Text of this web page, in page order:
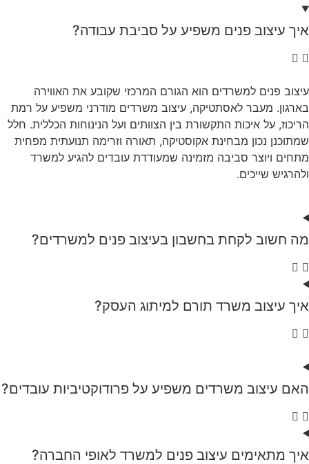
איך עיצוב פנים משפיע על סביבת עבודה?
עיצוב פנים למשרדים הוא הגורם המרכזי שקובע את האווירה
בארגון. מעבר לאסתטיקה, עיצוב משרדים מודרני משפיע על רמת
הריכוז, על איכות התקשורת בין הצוותים ועל הנינוחות הכללית. חלל
שמתוכנן נכון מבחינת אקוסטיקה, תאורה וזרימה תנועתית מפחית
מתחים ויוצר סביבה מזמינה שמעודדת עובדים להגיע למשרד
ולהרגיש שייכים.
מה חשוב לקחת בחשבון בעיצוב פנים למשרדים?
איך עיצוב משרד תורם למיתוג העסק?
האם עיצוב משרדים משפיע על פרודוקטיביות עובדים?
איך מתאימים עיצוב פנים למשרד לאופי החברה?